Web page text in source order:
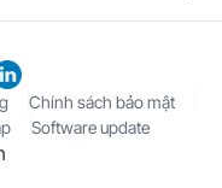
Chính sách bảo mật
Software update